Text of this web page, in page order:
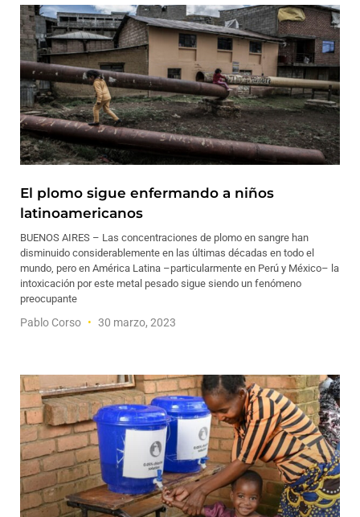
El plomo sigue enfermando a niños
latinoamericanos
BUENOS AIRES – Las concentraciones de plomo en sangre han
disminuido considerablemente en las últimas décadas en todo el
mundo, pero en América Latina –particularmente en Perú y México– la
intoxicación por este metal pesado sigue siendo un fenómeno
preocupante
Pablo Corso 30 marzo, 2023